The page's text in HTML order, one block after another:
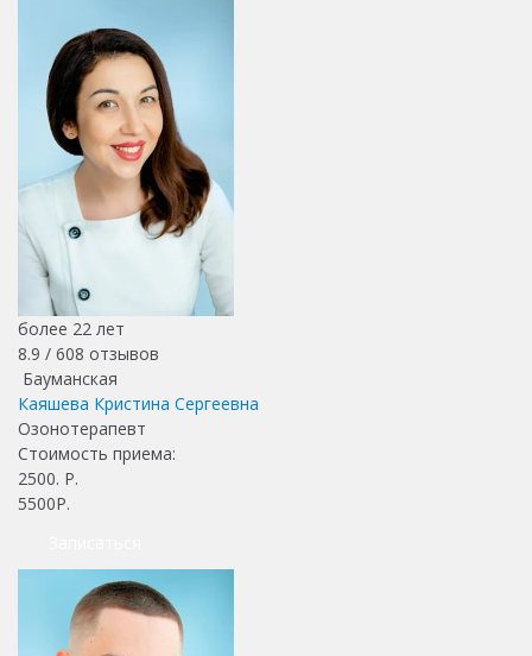
более 22 лет
8.9 / 608 отзывов
Бауманская
Каяшева Кристина Сергеевна
Озонотерапевт
Стоимость приема:
2500. Р.
5500Р.